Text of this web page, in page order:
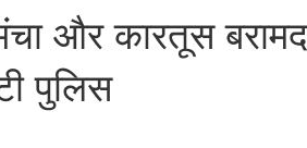
और कारतूस
पुलिस